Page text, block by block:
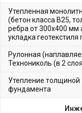
Утепленная
(бетон класса В25,
ребра от 300х400
укладка
Рулонная
Технониколь (в 2
Утепление толщиной
фундамента